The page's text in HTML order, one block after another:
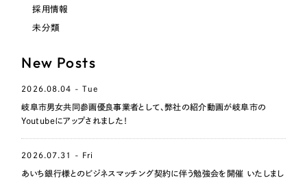
採用情報
未分類
New Posts
2026.08.04 - Tue
岐阜市男女共同参画優良事業者として、弊社の紹介動画が岐阜市の
Youtubeにアップされました！
2026.07.31 - Fri
あいち銀行様とのビジネスマッチング契約に伴う勉強会を開催 いたしまし